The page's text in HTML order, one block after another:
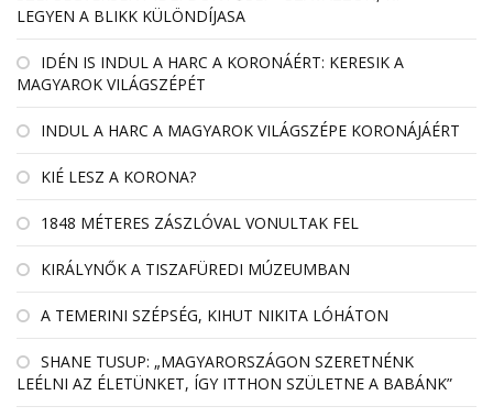
LEGYEN A BLIKK KÜLÖNDÍJASA
IDÉN IS INDUL A HARC A KORONÁÉRT: KERESIK A
MAGYAROK VILÁGSZÉPÉT
INDUL A HARC A MAGYAROK VILÁGSZÉPE KORONÁJÁÉRT
KIÉ LESZ A KORONA?
1848 MÉTERES ZÁSZLÓVAL VONULTAK FEL
KIRÁLYNŐK A TISZAFÜREDI MÚZEUMBAN
A TEMERINI SZÉPSÉG, KIHUT NIKITA LÓHÁTON
SHANE TUSUP: „MAGYARORSZÁGON SZERETNÉNK
LEÉLNI AZ ÉLETÜNKET, ÍGY ITTHON SZÜLETNE A BABÁNK”